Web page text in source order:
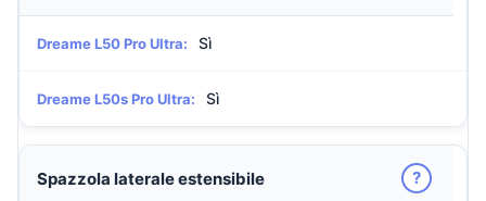
Dreame L50 Pro Ultra: Sì
Dreame L50s Pro Ultra: Sì
Spazzola laterale estensibile ?